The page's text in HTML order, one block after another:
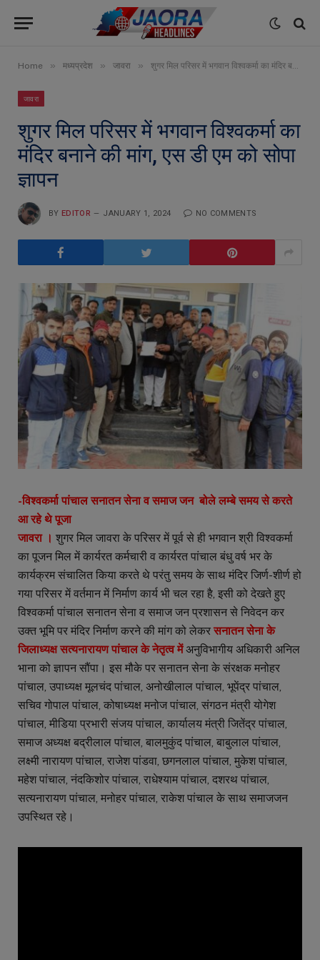
Home » मध्यप्रदेश » जावरा » शुगर मिल परिसर में भगवान विश्वकर्मा का मंदिर बनाने की मांग, एस डी एम को सोपा ज्ञापन
जावरा
शुगर मिल परिसर में भगवान विश्वकर्मा का
मंदिर बनाने की मांग, एस डी एम को सोपा
ज्ञापन
BY EDITOR JANUARY 1, 2024 NO COMMENTS
-विश्वकर्मा पांचाल सनातन सेना व समाज जन बोले लम्बे समय से करते
आ रहे थे पूजा
जावरा । शुगर मिल जावरा के परिसर में पूर्व से ही भगवान श्री विश्वकर्मा
का पूजन मिल में कार्यरत कर्मचारी व कार्यरत पांचाल बंधु वर्ष भर के
कार्यक्रम संचालित किया करते थे परंतु समय के साथ मंदिर जिर्ण-शीर्ण हो
गया परिसर में वर्तमान में निर्माण कार्य भी चल रहा है, इसी को देखते हुए
विश्वकर्मा पांचाल सनातन सेना व समाज जन प्रशासन से निवेदन कर
उक्त भूमि पर मंदिर निर्माण करने की मांग को लेकर सनातन सेना के
जिलाध्यक्ष सत्यनारायण पांचाल के नेतृत्व में अनुविभागीय अधिकारी अनिल
भाना को ज्ञापन सौंपा। इस मौके पर सनातन सेना के संरक्षक मनोहर
पांचाल, उपाध्यक्ष मूलचंद पांचाल, अनोखीलाल पांचाल, भूपेंद्र पांचाल,
सचिव गोपाल पांचाल, कोषाध्यक्ष मनोज पांचाल, संगठन मंत्री योगेश
पांचाल, मीडिया प्रभारी संजय पांचाल, कार्यालय मंत्री जितेंद्र पांचाल,
समाज अध्यक्ष बद्रीलाल पांचाल, बालमुकुंद पांचाल, बाबुलाल पांचाल,
लक्ष्मी नारायण पांचाल, राजेश पांडवा, छगनलाल पांचाल, मुकेश पांचाल,
महेश पांचाल, नंदकिशोर पांचाल, राधेश्याम पांचाल, दशरथ पांचाल,
सत्यनारायण पांचाल, मनोहर पांचाल, राकेश पांचाल के साथ समाजजन
उपस्थित रहे।